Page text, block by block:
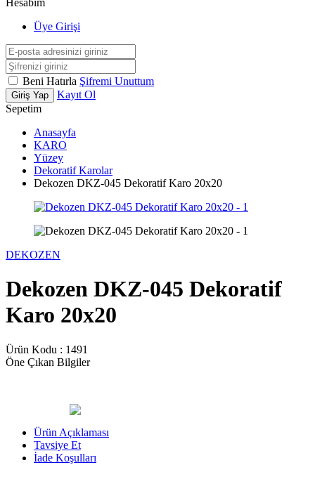
Hesabım
Üye Girişi
Beni Hatırla Şifremi Unuttum
Giriş Yap
Kayıt Ol
Sepetim
Anasayfa
KARO
Yüzey
Dekoratif Karolar
Dekozen DKZ-045 Dekoratif Karo 20x20
DEKOZEN
Dekozen DKZ-045 Dekoratif
Karo 20x20
Ürün Kodu : 1491
Öne Çıkan Bilgiler
Ürün Açıklaması
Tavsiye Et
İade Koşulları